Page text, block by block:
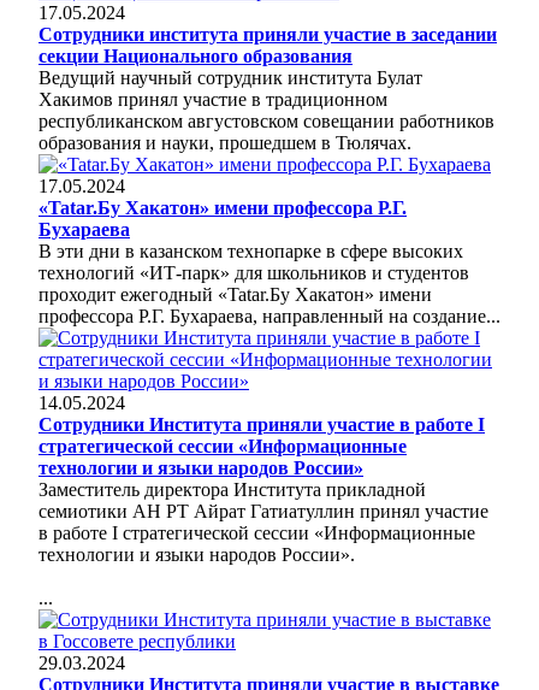
17.05.2024
Сотрудники института приняли участие в заседании
секции Национального образования
Ведущий научный сотрудник института Булат
Хакимов принял участие в традиционном
республиканском августовском совещании работников
образования и науки, прошедшем в Тюлячах.
17.05.2024
«Tatar.Бу Хакатон» имени профессора Р.Г.
Бухараева
В эти дни в казанском технопарке в сфере высоких
технологий «ИТ-парк» для школьников и студентов
проходит ежегодный «Tatar.Бу Хакатон» имени
профессора Р.Г. Бухараева, направленный на создание...
14.05.2024
Сотрудники Института приняли участие в работе I
стратегической сессии «Информационные
технологии и языки народов России»
Заместитель директора Института прикладной
семиотики АН РТ Айрат Гатиатуллин принял участие
в работе I стратегической сессии «Информационные
технологии и языки народов России».
...
29.03.2024
Сотрудники Института приняли участие в выставке